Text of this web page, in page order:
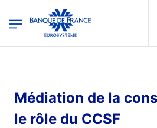
Banque de France - Menu Principal
Médiation de la
le rôle du CCSF